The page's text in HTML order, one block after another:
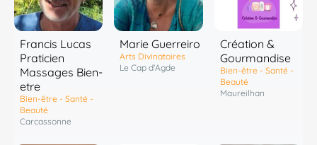
Francis Lucas
Praticien
Massages Bien-
etre
Bien-être - Santé -
Beauté
Carcassonne
Marie Guerreiro
Arts Divinatoires
Le Cap d'Agde
Création &
Gourmandise
Bien-être - Santé -
Beauté
Maureilhan